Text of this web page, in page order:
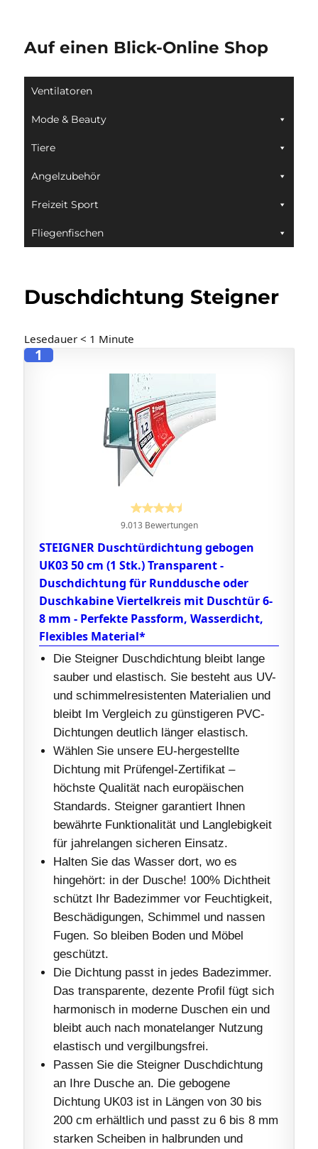
Auf einen Blick-Online Shop
Ventilatoren
Mode & Beauty
Tiere
Angelzubehör
Freizeit Sport
Fliegenfischen
Duschdichtung Steigner
Lesedauer < 1 Minute
1
9.013 Bewertungen
STEIGNER Duschtürdichtung gebogen
UK03 50 cm (1 Stk.) Transparent -
Duschdichtung für Runddusche oder
Duschkabine Viertelkreis mit Duschtür 6-
8 mm - Perfekte Passform, Wasserdicht,
Flexibles Material*
Die Steigner Duschdichtung bleibt lange
sauber und elastisch. Sie besteht aus UV-
und schimmelresistenten Materialien und
bleibt Im Vergleich zu günstigeren PVC-
Dichtungen deutlich länger elastisch.
Wählen Sie unsere EU-hergestellte
Dichtung mit Prüfengel-Zertifikat –
höchste Qualität nach europäischen
Standards. Steigner garantiert Ihnen
bewährte Funktionalität und Langlebigkeit
für jahrelangen sicheren Einsatz.
Halten Sie das Wasser dort, wo es
hingehört: in der Dusche! 100% Dichtheit
schützt Ihr Badezimmer vor Feuchtigkeit,
Beschädigungen, Schimmel und nassen
Fugen. So bleiben Boden und Möbel
geschützt.
Die Dichtung passt in jedes Badezimmer.
Das transparente, dezente Profil fügt sich
harmonisch in moderne Duschen ein und
bleibt auch nach monatelanger Nutzung
elastisch und vergilbungsfrei.
Passen Sie die Steigner Duschdichtung
an Ihre Dusche an. Die gebogene
Dichtung UK03 ist in Längen von 30 bis
200 cm erhältlich und passt zu 6 bis 8 mm
starken Scheiben in halbrunden und